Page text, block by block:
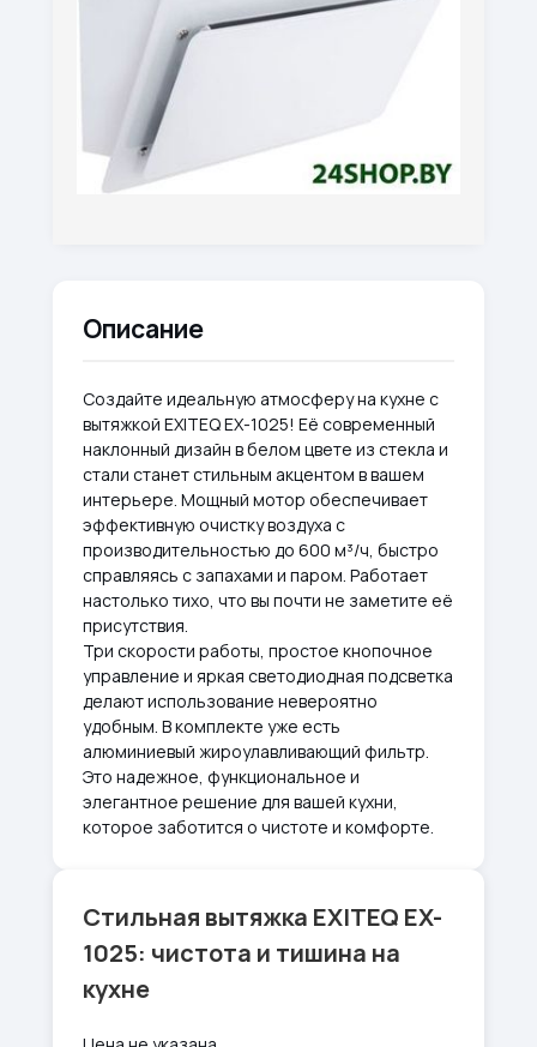
Описание
Создайте идеальную атмосферу на кухне с
вытяжкой EXITEQ EX-1025! Её современный
наклонный дизайн в белом цвете из стекла и
стали станет стильным акцентом в вашем
интерьере. Мощный мотор обеспечивает
эффективную очистку воздуха с
производительностью до 600 м³/ч, быстро
справляясь с запахами и паром. Работает
настолько тихо, что вы почти не заметите её
присутствия.
Три скорости работы, простое кнопочное
управление и яркая светодиодная подсветка
делают использование невероятно
удобным. В комплекте уже есть
алюминиевый жироулавливающий фильтр.
Это надежное, функциональное и
элегантное решение для вашей кухни,
которое заботится о чистоте и комфорте.
Стильная вытяжка EXITEQ EX-
1025: чистота и тишина на
кухне